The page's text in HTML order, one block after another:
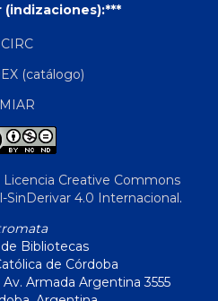
(indizaciones):***
CIRC
(catálogo)
MIAR
Licencia Creative Commons
4.0 Internacional.
Bibliotecas
de Córdoba
Armada Argentina 3555